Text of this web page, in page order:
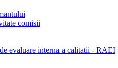
comisii
evaluare interna a calitatii - RAEI